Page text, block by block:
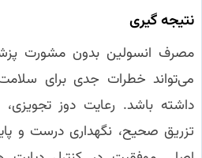
نتیجه‌ گیری
مصرف انسولین بدون مشورت
می‌تواند خطرات جدی برای سلامت
داشته باشد. رعایت دوز
تزریق صحیح، نگهداری درست و